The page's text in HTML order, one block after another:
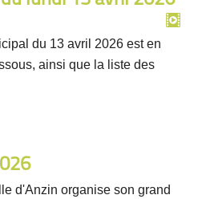
du 13 avril 2026 est en
ainsi que la liste des
d'Anzin organise son grand